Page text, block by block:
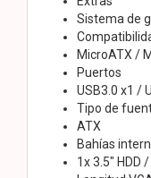
Sistema de
MicroATX /
Puertos
USB3.0 x1 /
Tipo de
ATX
Bahías
1x 3.5" HDD